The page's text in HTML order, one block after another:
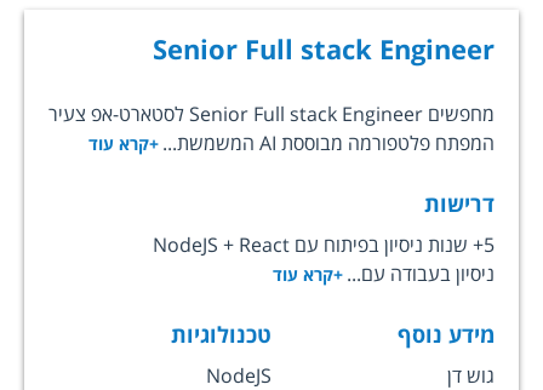
Senior Full stack Engineer
מחפשים Senior Full stack Engineer לסטארט-אפ צעיר
המפתח פלטפורמה מבוססת AI המשמשת...
+קרא עוד
דרישות
5+ שנות ניסיון בפיתוח עם NodeJS + React
ניסיון בעבודה עם... +קרא עוד
מידע נוסף
גוש דן
טכנולוגיות
NodeJS